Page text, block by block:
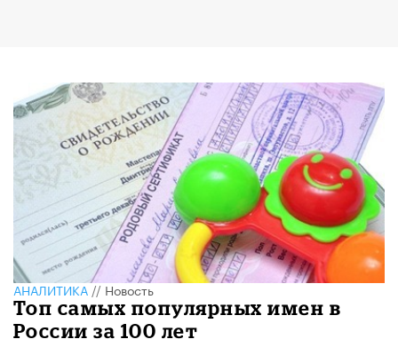
АНАЛИТИКА//Новость
Топ самых популярных имен в
России за 100 лет